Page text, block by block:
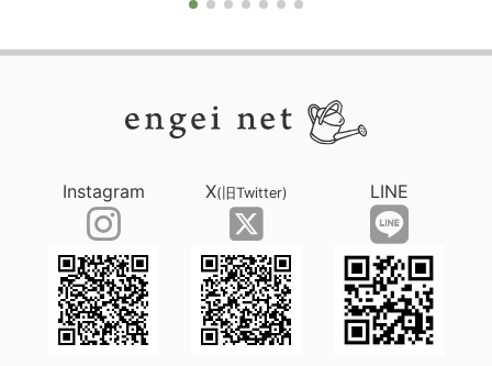
Instagram X(旧Twitter) LINE